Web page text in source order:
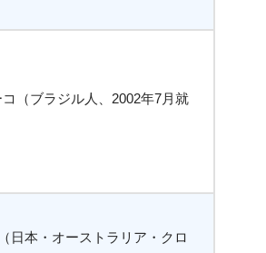
コ（ブラジル人、2002年7月就
日本・オーストラリア・クロ